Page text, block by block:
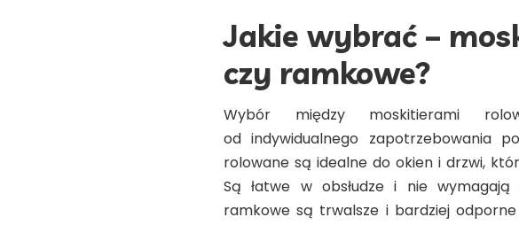
Jakie wybrać –
czy ramkowe?
Wybór między moskitierami
od indywidualnego zapotrzebowania
rolowane są idealne do okien i drzwi,
Są łatwe w obsłudze i nie wymagają
ramkowe są trwalsze i bardziej odporne